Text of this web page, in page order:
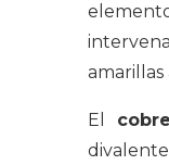
amarillas
El cobre